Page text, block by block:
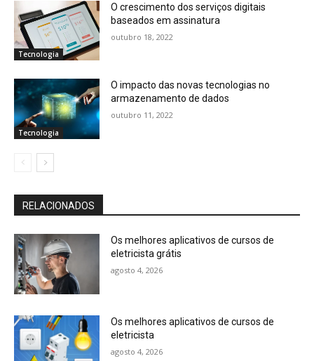
Tecnologia
O crescimento dos serviços digitais
baseados em assinatura
outubro 18, 2022
Tecnologia
O impacto das novas tecnologias no
armazenamento de dados
outubro 11, 2022
RELACIONADOS
Os melhores aplicativos de cursos de
eletricista grátis
agosto 4, 2026
Os melhores aplicativos de cursos de
eletricista
agosto 4, 2026